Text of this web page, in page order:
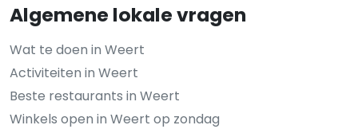
Algemene lokale vragen
Wat te doen in Weert
Activiteiten in Weert
Beste restaurants in Weert
Winkels open in Weert op zondag